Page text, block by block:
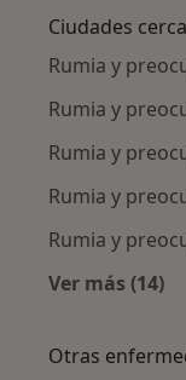
Ciudades
Rumia y
Rumia y
Rumia y
Rumia y
Rumia y
Ver más (14)
Otras